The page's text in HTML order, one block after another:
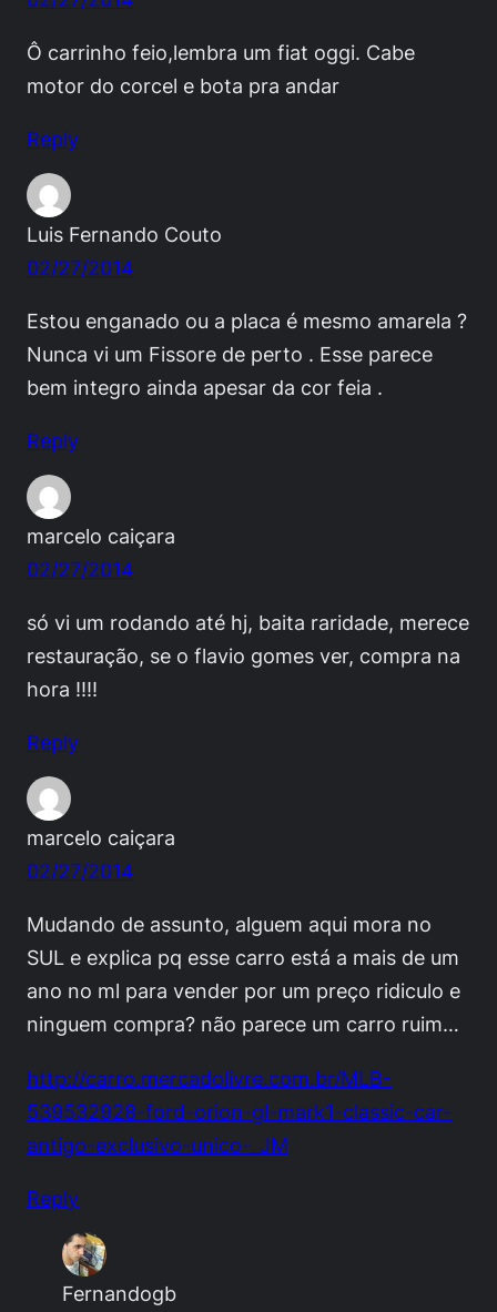
Ô carrinho feio,lembra um fiat oggi. Cabe
motor do corcel e bota pra andar
Reply
Luis Fernando Couto
02/27/2014
Estou enganado ou a placa é mesmo amarela ?
Nunca vi um Fissore de perto . Esse parece
bem integro ainda apesar da cor feia .
Reply
marcelo caiçara
02/27/2014
só vi um rodando até hj, baita raridade, merece
restauração, se o flavio gomes ver, compra na
hora !!!!
Reply
marcelo caiçara
02/27/2014
Mudando de assunto, alguem aqui mora no
SUL e explica pq esse carro está a mais de um
ano no ml para vender por um preço ridiculo e
ninguem compra? não parece um carro ruim…
http://carro.mercadolivre.com.br/MLB-
539532928-ford-orion-gl-mark1-classic-car-
antigo-exclusivo-unico-_JM
Reply
Fernandogb